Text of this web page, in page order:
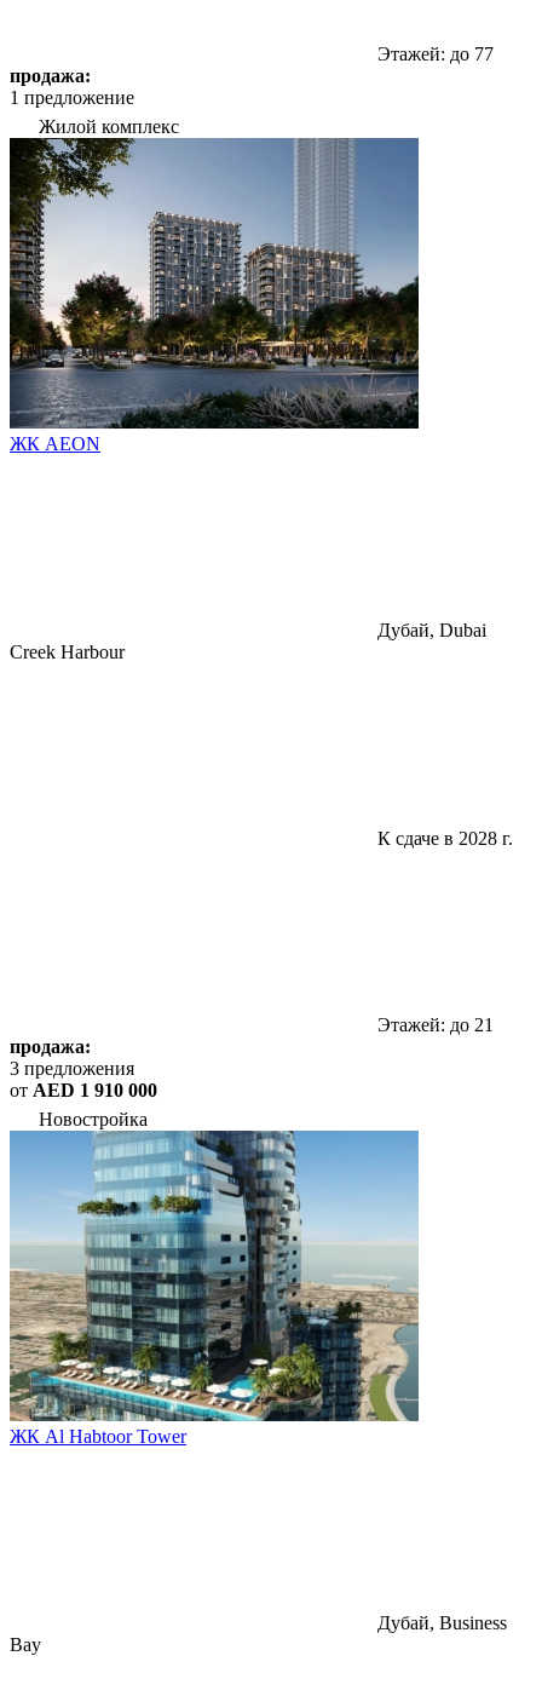
Этажей: до 77
продажа:
1 предложение
Жилой комплекс
ЖК AEON
Дубай, Dubai
Creek Harbour
К сдаче в 2028 г.
Этажей: до 21
продажа:
3 предложения
от AED 1 910 000
Новостройка
ЖК Al Habtoor Tower
Дубай, Business
Bay